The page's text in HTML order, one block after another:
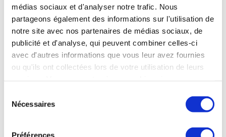
médias sociaux et d'analyser notre trafic. Nous
partageons également des informations sur l'utilisation de
notre site avec nos partenaires de médias sociaux, de
publicité et d'analyse, qui peuvent combiner celles-ci
avec d'autres informations que vous leur avez fournies
ou qu'ils ont collectées lors de votre utilisation de leurs
Nécessaires
Préférences
CNEth et de ses partenaires adhérents (établissements
thermaux) et de ses prestataires ou fournisseurs
(Ipanema, Digital Keys, Pertineo et Parties Prenantes,
Webu, Nomoon) qui prennent les mesures juridiques,
techniques et organisationnelles appropriées pour
protéger vos données personnelles. Ces personnes sont
celles qui, par leurs fonctions, sont légitimes à se voir
communiquer ces données, afin de réaliser les finalités
boutons de réseaux sociaux permettant à l’utilisateur de